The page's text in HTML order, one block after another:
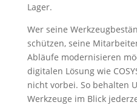
Lager.
Wer seine
schützen, seine
Abläufe modernisieren
digitalen Lösung wie
nicht vorbei. So behalten
Werkzeuge im Blick